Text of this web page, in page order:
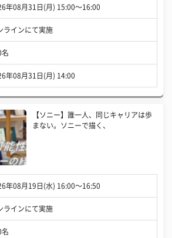
年08月31日(月) 15:00〜16:00
ラインにて実施
名
年08月31日(月) 14:00
【ソニー】誰一人、同じキャリアは歩
まない。ソニーで描く、
年08月19日(水) 16:00〜16:50
ラインにて実施
名